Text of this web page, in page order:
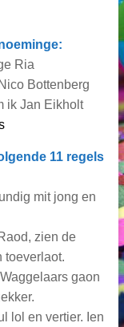
Ria
Bottenberg
ik Jan Eikholt
11 regels
mit jong en
zien de
toeverlaot.
gaon
lol en vertier. Ien